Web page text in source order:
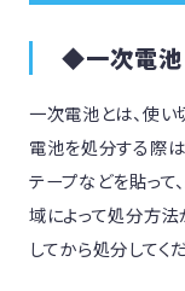
◆一次電池
一次電池とは、使い
電池を処分する際
テープなどを貼って
域によって処分方
してから処分してく